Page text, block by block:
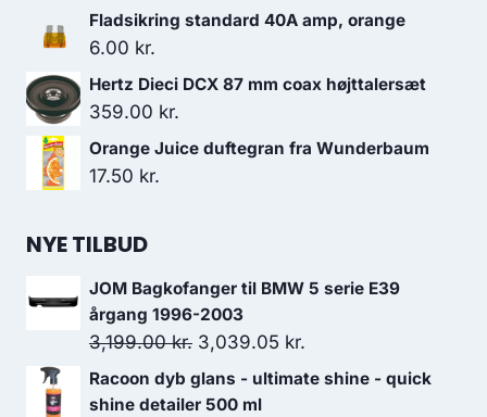
oprindelige aktuelle
1,889.55 kr..
Fladsikring standard 40A amp, orange
6.00 kr.
Hertz Dieci DCX 87 mm coax højttalersæt
359.00 kr.
Orange Juice duftegran fra Wunderbaum
17.50 kr.
NYE TILBUD
JOM Bagkofanger til BMW 5 serie E39
årgang 1996-2003
3,199.00kr. Den
oprindelige
pris
3,039.05 kr.
aktuelle
Racoon dyb glans - ultimate shine - quick
shine detailer 500 ml